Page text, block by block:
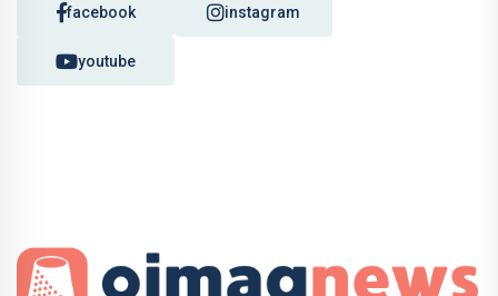
facebook instagram
youtube